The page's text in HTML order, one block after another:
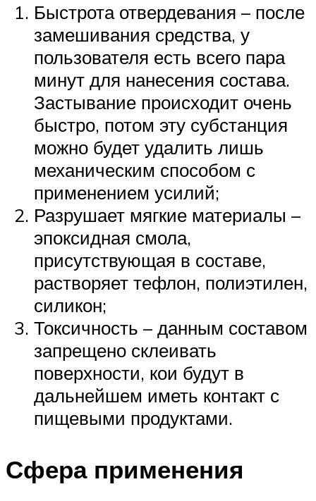
Быстрота отвердевания – после
замешивания средства, у
пользователя есть всего пара
минут для нанесения состава.
Застывание происходит очень
быстро, потом эту субстанция
можно будет удалить лишь
механическим способом с
применением усилий;
Разрушает мягкие материалы –
эпоксидная смола,
присутствующая в составе,
растворяет тефлон, полиэтилен,
силикон;
Токсичность – данным составом
запрещено склеивать
поверхности, кои будут в
дальнейшем иметь контакт с
пищевыми продуктами.
Сфера применения